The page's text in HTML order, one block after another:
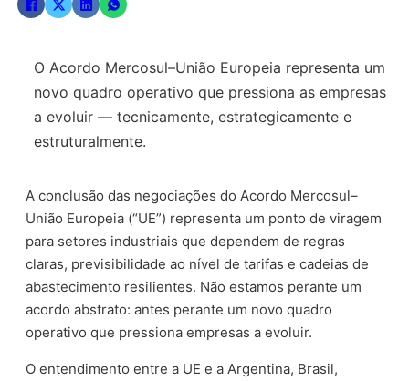
O Acordo Mercosul–União Europeia representa um
novo quadro operativo que pressiona as empresas
a evoluir — tecnicamente, estrategicamente e
estruturalmente.
A conclusão das negociações do Acordo Mercosul–
União Europeia (“UE”) representa um ponto de viragem
para setores industriais que dependem de regras
claras, previsibilidade ao nível de tarifas e cadeias de
abastecimento resilientes. Não estamos perante um
acordo abstrato: antes perante um novo quadro
operativo que pressiona empresas a evoluir.
O entendimento entre a UE e a Argentina, Brasil,